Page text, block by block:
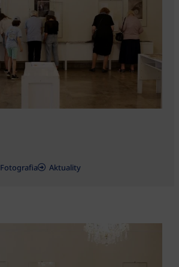
Fotografia Aktuality